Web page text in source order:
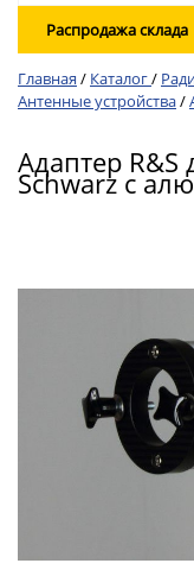
Распродажа склада
Главная / Каталог/
Антенные устройства/
Адаптер R&S
Schwarz с